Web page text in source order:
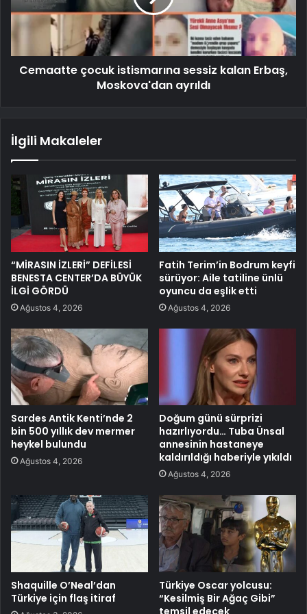
Cemaatte çocuk istismarına sessiz kalan Erbaş,
Moskova'dan ayrıldı
İlgili Makaleler
“MİRASIN İZLERİ” DEFİLESİ
BENESTA CENTER’DA BÜYÜK
İLGİ GÖRDÜ
Ağustos 4, 2026
Fatih Terim’in Bodrum keyfi
sürüyor: Aile tatiline ünlü
oyuncu da eşlik etti
Ağustos 4, 2026
Sardes Antik Kenti’nde 2
bin 500 yıllık dev mermer
heykel bulundu
Ağustos 4, 2026
Doğum günü sürprizi
hazırlıyordu… Tuba Ünsal
annesinin hastaneye
kaldırıldığı haberiyle yıkıldı
Ağustos 4, 2026
Shaquille O’Neal’dan
Türkiye için flaş itiraf
Türkiye Oscar yolcusu:
“Kesilmiş Bir Ağaç Gibi”